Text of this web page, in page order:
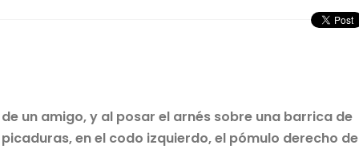
un amigo, y al posar el arnés sobre una barrica de
en el codo izquierdo, el pómulo derecho de